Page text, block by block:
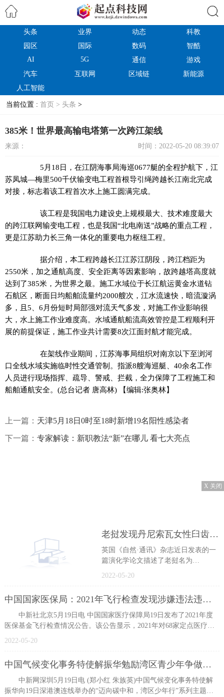
头条 业界 动态
科教
园区
国际 数码
智酷
AI
5G 通信
游戏
汽车
互联网 区域链
新能源
人工智能
当前位置 : 首页 > 头条 >
385米！世界最高输电塔第一次跨江架线
来源： 时间：2022-05-20 08:39:07
5月18日，在江阴海事局海巡0677艇的全程护航下，江
苏凤城—梅里500千伏输变电工程首根导引绳跨越长江南北完成
对接，标志着该工程首次水上施工圆满完成。
该工程是我国电力建设史上规模最大、技术难度最大
的跨江联网输变电工程，也是我国“北电南送”战略的重点工程，
更是江苏助力长三角一体化的重要电力枢纽工程。
据介绍，本工程跨越长江江苏江阴段，跨江档距为
2550米，加之通航高度、安全距离等因素影响，故跨越塔高度就
达到了385米，为世界之最。施工水域位于长江航运黄金水道钻
石航区，断面日均船舶流量约2000艘次，江水流速快，暗流漩涡
多，且5、6月份短时局部强对流天气多发，对施工作业影响很
大，水上施工作业难度高。水域通航船流高效管控是工程顺利开
展的前提保证，施工作业共计需要8次江面封航才能完成。
在架线作业期间，江苏海事局组织对南京以下至浏河
口全线水域实施临时性交通管制。指派8艘海巡艇、40余名工作
人员进行现场指挥、疏导、警戒、拦截，全力保障了工程施工和
船舶通航安全。(总台记者 唐高林)
【编辑:张奥林】
上一篇： 天津5月18日0时至18时新增19名阳性感染者
下一篇： 专家解读：新职教法“新”在哪儿 看七大亮点
X 关闭
老挝发现丹尼索瓦女性臼齿 有助理解东南亚种群历史
英国《自然·通讯》杂志近日发表的一
篇演化学论文描述了老挝名为
TamNguHao2洞穴发现的一颗更新世中
2022-05-20
中国国家医保局：2021年飞行检查发现涉嫌违法违规使用医保基金超5亿元
中新社北京5月19日电 中国国家医疗保障局19日发布了2021年度
医保基金飞行检查情况公告。该公告显示，2021年对68家定点医疗机
构开展飞
2022-05-20
中国气候变化事务特使解振华勉励湾区青少年争做碳中和先锋
中新网深圳5月19日电 (郑小红 朱族英)中国气候变化事务特使解
振华向19日深港澳连线举办的“迈向碳中和，湾区少年行”系列主题活